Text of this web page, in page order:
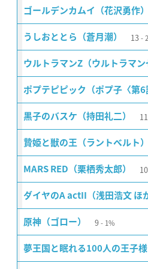
ゴールデンカムイ（花沢勇作）
うしおととら（蒼月潮） 13
ウルトラマンZ（ウルトラマン
ポプテピピック（ポプ子〈第6
黒子のバスケ（持田礼二） 11
贄姫と獣の王（ラントベルト）
MARS RED（栗栖秀太郎） 10
ダイヤのA actII（浅田浩文 ほ
原神（ゴロー） 9 1%
夢王国と眠れる100人の王子様